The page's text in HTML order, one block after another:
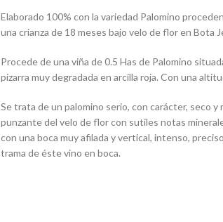
Elaborado 100% con la variedad Palomino
una crianza de 18 meses bajo velo de flor en Bota
​Procede de una viña de 0.5 Has de Palomino
pizarra muy degradada en arcilla roja. Con una
Se trata de un palomino serio, con carácter, seco
punzante del velo de flor con sutiles notas
con una boca muy afilada y vertical, intenso,
trama de éste vino en boca.